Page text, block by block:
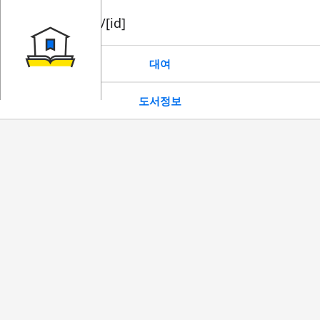
book/rent/[id]
대여
도서정보